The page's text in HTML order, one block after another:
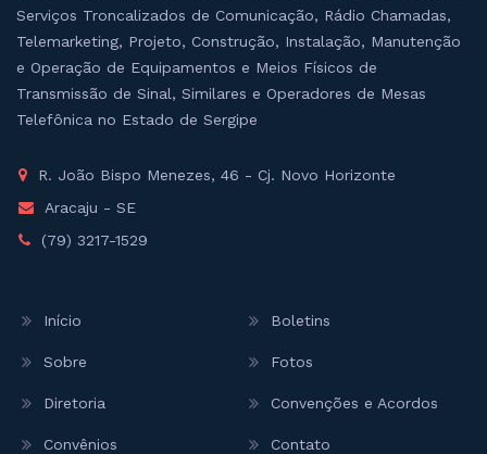
Serviços Troncalizados de Comunicação, Rádio Chamadas,
Telemarketing, Projeto, Construção, Instalação, Manutenção
e Operação de Equipamentos e Meios Físicos de
Transmissão de Sinal, Similares e Operadores de Mesas
Telefônica no Estado de Sergipe
R. João Bispo Menezes, 46 - Cj. Novo Horizonte
Aracaju - SE
(79) 3217-1529
Início
Sobre
Diretoria
Convênios
Boletins
Fotos
Convenções e Acordos
Contato